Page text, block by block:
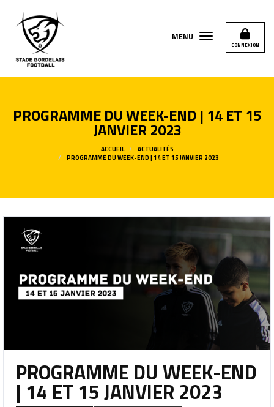
CONNEXION
MENU
PROGRAMME DU WEEK-END | 14 ET 15
JANVIER 2023
ACCUEIL
ACTUALITÉS
PROGRAMME DU WEEK-END | 14 ET 15 JANVIER 2023
PROGRAMME DU WEEK-END
| 14 ET 15 JANVIER 2023